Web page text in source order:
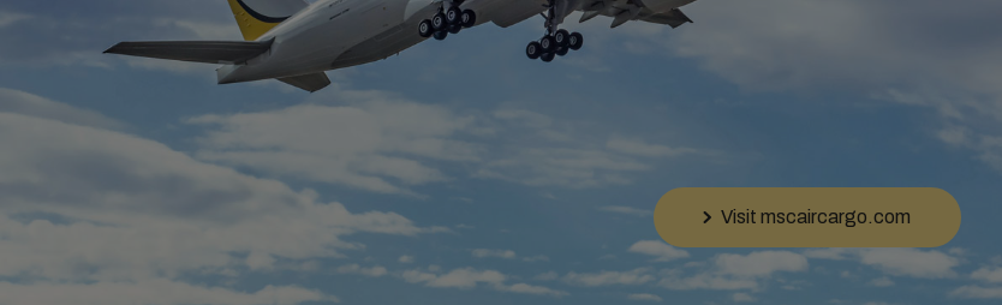
Visit mscaircargo.com